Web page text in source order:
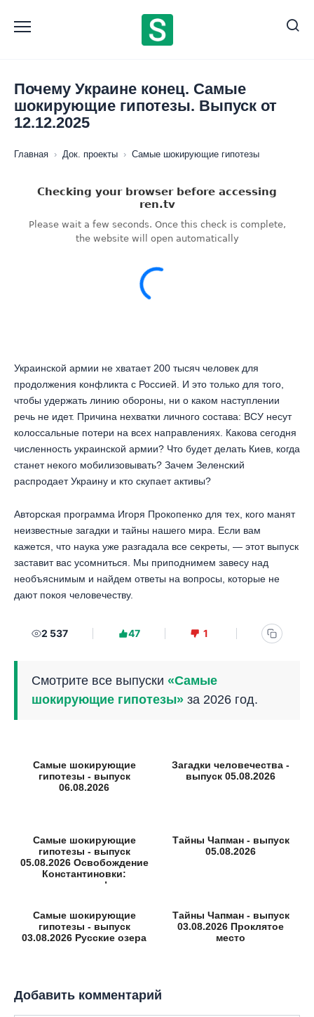
содержанию
Почему Украине конец. Самые
шокирующие гипотезы. Выпуск от
12.12.2025
Главная › Док. проекты › Самые шокирующие гипотезы
Украинской армии не хватает 200 тысяч человек для
продолжения конфликта с Россией. И это только для того,
чтобы удержать линию обороны, ни о каком наступлении
речь не идет. Причина нехватки личного состава: ВСУ несут
колоссальные потери на всех направлениях. Какова сегодня
численность украинской армии? Что будет делать Киев, когда
станет некого мобилизовывать? Зачем Зеленский
распродает Украину и кто скупает активы?
Авторская программа Игоря Прокопенко для тех, кого манят
неизвестные загадки и тайны нашего мира. Если вам
кажется, что наука уже разгадала все секреты, — этот выпуск
заставит вас усомниться. Мы приподнимем завесу над
необъяснимым и найдем ответы на вопросы, которые не
дают покоя человечеству.
2 537 47 1
Смотрите все выпуски «Самые
шокирующие гипотезы» за 2026 год.
Самые шокирующие
гипотезы - выпуск
06.08.2026
Загадки человечества -
выпуск 05.08.2026
Самые шокирующие
гипотезы - выпуск
05.08.2026 Освобождение
Константиновки:
неизвестные факты
Тайны Чапман - выпуск
05.08.2026
Самые шокирующие
гипотезы - выпуск
03.08.2026 Русские озера
Тайны Чапман - выпуск
03.08.2026 Проклятое
место
Добавить комментарий